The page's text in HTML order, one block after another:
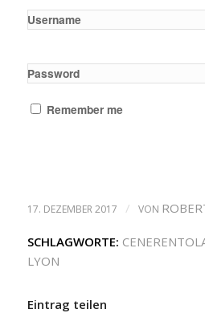
Username
Password
Remember me
17. DEZEMBER 2017 / VON
SCHLAGWORTE:
LYON
Eintrag teilen